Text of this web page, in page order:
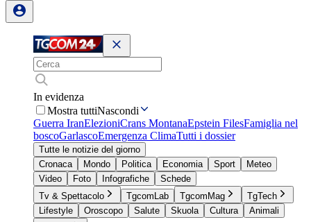
In evidenza
Mostra tuttiNascondi
Guerra IranElezioniCrans MontanaEpstein FilesFamiglia nel
boscoGarlascoEmergenza ClimaTutti i dossier
Tutte le notizie del giorno
Cronaca
Mondo Politica Economia Sport
Meteo
Video
Foto Infografiche
Schede
Tv & Spettacolo
TgcomLab TgcomMag
TgTech
Lifestyle
Oroscopo Salute Skuola Cultura
Animali